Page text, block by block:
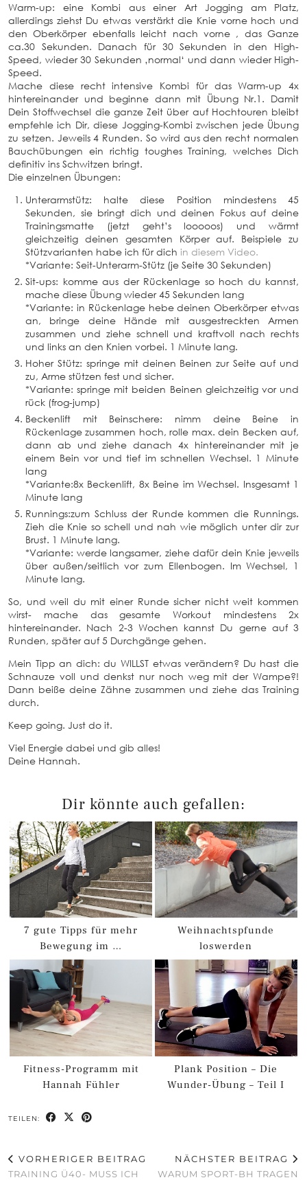
Warm-up: eine Kombi aus einer Art Jogging am Platz,
allerdings ziehst Du etwas verstärkt die Knie vorne hoch und
den Oberkörper ebenfalls leicht nach vorne , das Ganze
ca.30 Sekunden. Danach für 30 Sekunden in den High-
Speed, wieder 30 Sekunden ‚normal‘ und dann wieder High-
Speed.
Mache diese recht intensive Kombi für das Warm-up 4x
hintereinander und beginne dann mit Übung Nr.1. Damit
Dein Stoffwechsel die ganze Zeit über auf Hochtouren bleibt
empfehle ich Dir, diese Jogging-Kombi zwischen jede Übung
zu setzen. Jeweils 4 Runden. So wird aus den recht normalen
Bauchübungen ein richtig toughes Training, welches Dich
definitiv ins Schwitzen bringt.
Die einzelnen Übungen:
Unterarmstütz: halte diese Position mindestens 45
Sekunden, sie bringt dich und deinen Fokus auf deine
Trainingsmatte (jetzt geht’s looooos) und wärmt
gleichzeitig deinen gesamten Körper auf. Beispiele zu
Stützvarianten habe ich für dich in diesem Video.
*Variante: Seit-Unterarm-Stütz (je Seite 30 Sekunden)
Sit-ups: komme aus der Rückenlage so hoch du kannst,
mache diese Übung wieder 45 Sekunden lang
*Variante: in Rückenlage hebe deinen Oberkörper etwas
an, bringe deine Hände mit ausgestreckten Armen
zusammen und ziehe schnell und kraftvoll nach rechts
und links an den Knien vorbei. 1 Minute lang.
Hoher Stütz: springe mit deinen Beinen zur Seite auf und
zu, Arme stützen fest und sicher.
*Variante: springe mit beiden Beinen gleichzeitig vor und
rück (frog-jump)
Beckenlift mit Beinschere: nimm deine Beine in
Rückenlage zusammen hoch, rolle max. dein Becken auf,
dann ab und ziehe danach 4x hintereinander mit je
einem Bein vor und tief im schnellen Wechsel. 1 Minute
lang
*Variante:8x Beckenlift, 8x Beine im Wechsel. Insgesamt 1
Minute lang
Runnings:zum Schluss der Runde kommen die Runnings.
Zieh die Knie so schell und nah wie möglich unter dir zur
Brust. 1 Minute lang.
*Variante: werde langsamer, ziehe dafür dein Knie jeweils
über außen/seitlich vor zum Ellenbogen. Im Wechsel, 1
Minute lang.
So, und weil du mit einer Runde sicher nicht weit kommen
wirst- mache das gesamte Workout mindestens 2x
hintereinander. Nach 2-3 Wochen kannst Du gerne auf 3
Runden, später auf 5 Durchgänge gehen.
Mein Tipp an dich: du WILLST etwas verändern? Du hast die
Schnauze voll und denkst nur noch weg mit der Wampe?!
Dann beiße deine Zähne zusammen und ziehe das Training
durch.
Keep going. Just do it.
Viel Energie dabei und gib alles!
Deine Hannah.
Dir könnte auch gefallen:
7 gute Tipps für mehr
Bewegung im …
Weihnachtspfunde
loswerden
Fitness-Programm mit
Hannah Fühler
Plank Position – Die
Wunder-Übung – Teil I
TEILEN:
VORHERIGER BEITRAG
TRAINING Ü40- MUSS ICH
NÄCHSTER BEITRAG
WARUM SPORT-BH TRAGEN